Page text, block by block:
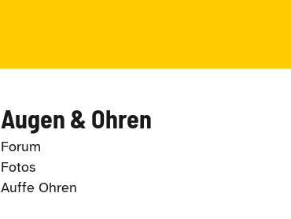
Augen & Ohren
Forum
Fotos
Auffe Ohren